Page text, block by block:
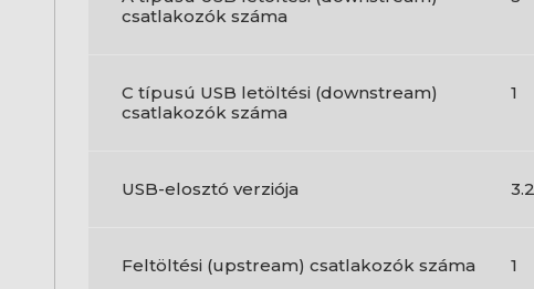
csatlakozók száma
C típusú USB letöltési (downstream)
csatlakozók száma
1
USB-elosztó verziója
Feltöltési (upstream) csatlakozók száma 1